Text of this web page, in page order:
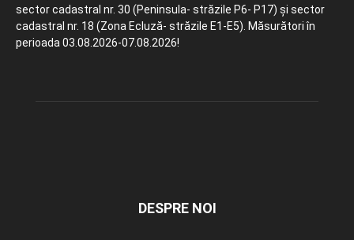
sector cadastral nr. 30 (Peninsula- străzile P6- P17) și sector
cadastral nr. 18 (Zona Ecluză- străzile E1-E5). Măsurători în
perioada 03.08.2026-07.08.2026!
DESPRE NOI